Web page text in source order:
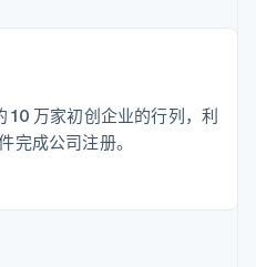
步
持的支付卡
年度大会
10 万家初创企业的行列，利
完成公司注册。